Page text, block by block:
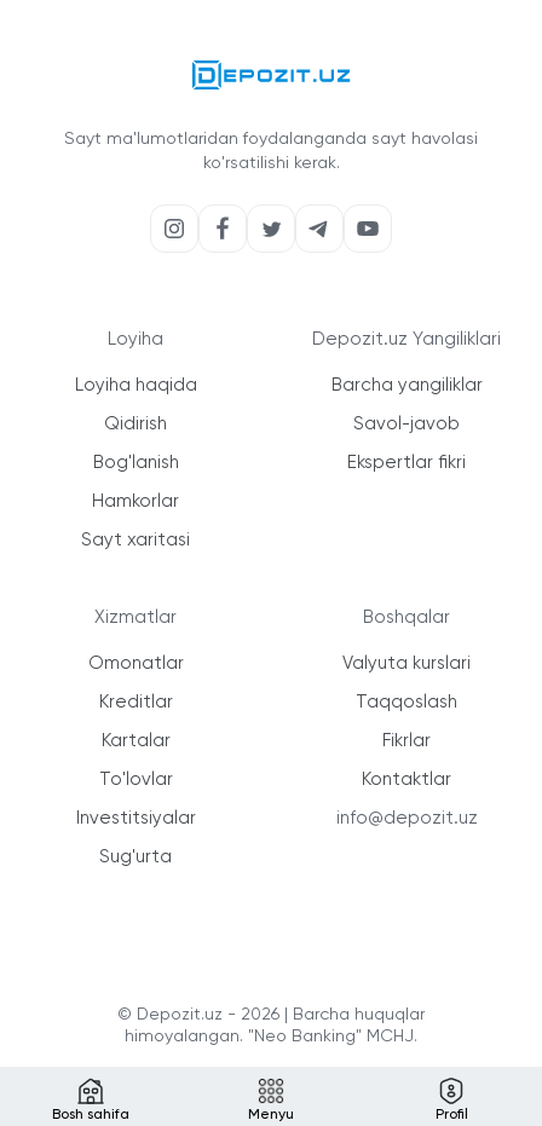
Bosh sahifa Menyu Profil
Sayt ma'lumotlaridan foydalanganda sayt havolasi
ko'rsatilishi kerak.
Loyiha
Loyiha haqida
Qidirish
Bog'lanish
Hamkorlar
Sayt xaritasi
Xizmatlar
Omonatlar
Kreditlar
Kartalar
To'lovlar
Investitsiyalar
Sug'urta
Depozit.uz Yangiliklari
Barcha yangiliklar
Savol-javob
Ekspertlar fikri
Boshqalar
Valyuta kurslari
Taqqoslash
Fikrlar
Kontaktlar
info@depozit.uz
© Depozit.uz - 2026 | Barcha huquqlar
himoyalangan. "Neo Banking" MCHJ.